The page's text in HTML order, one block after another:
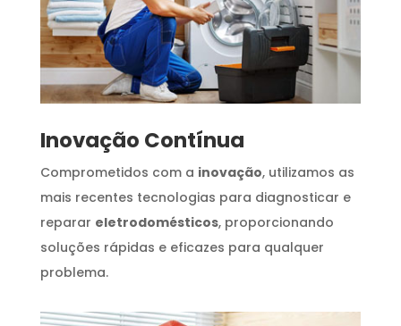
Inovação Contínua
Comprometidos com a inovação, utilizamos as
mais recentes tecnologias para diagnosticar e
reparar eletrodomésticos, proporcionando
soluções rápidas e eficazes para qualquer
problema.